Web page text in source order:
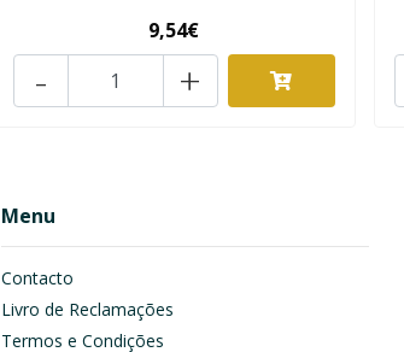
9,54€
+
-
Menu
Contacto
Livro de Reclamações
Termos e Condições